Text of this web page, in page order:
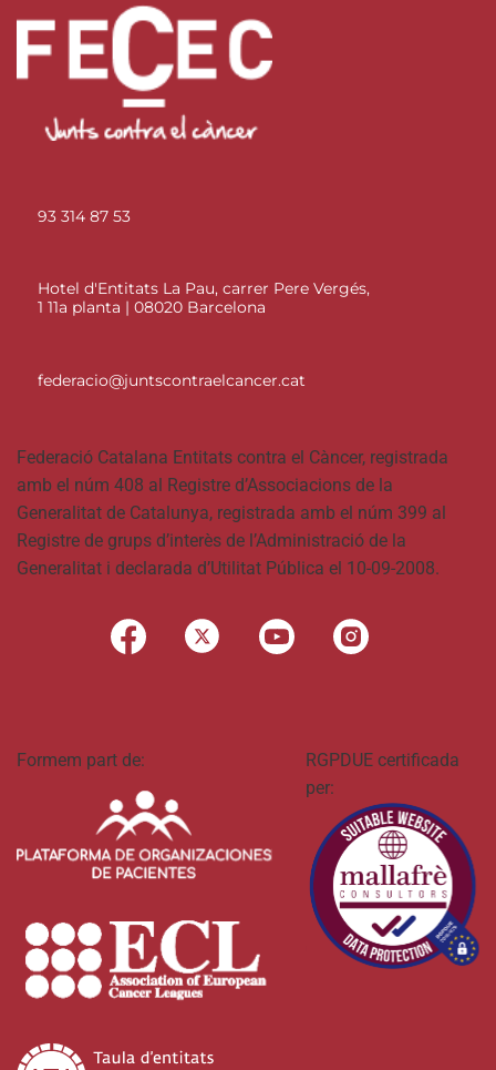
93 314 87 53
Hotel d'Entitats La Pau, carrer Pere Vergés,
1 11a planta | 08020 Barcelona
federacio@juntscontraelcancer.cat
Federació Catalana Entitats contra el Càncer, registrada
amb el núm 408 al Registre d’Associacions de la
Generalitat de Catalunya, registrada amb el núm 399 al
Registre de grups d’interès de l’Administració de la
Generalitat i declarada d’Utilitat Pública el 10-09-2008.
Formem part de:
RGPDUE certificada
per: